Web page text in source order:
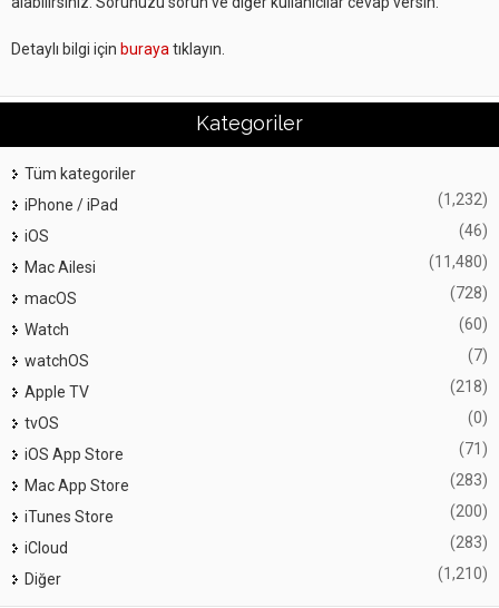
Detaylı bilgi için buraya tıklayın.
Kategoriler
Tüm kategoriler
iPhone / iPad
(1,232)
iOS (46)
Mac Ailesi (11,480)
macOS (728)
Watch (60)
watchOS (7)
Apple TV (218)
tvOS (0)
iOS App Store (71)
Mac App Store (283)
iTunes Store (200)
iCloud (283)
Diğer (1,210)